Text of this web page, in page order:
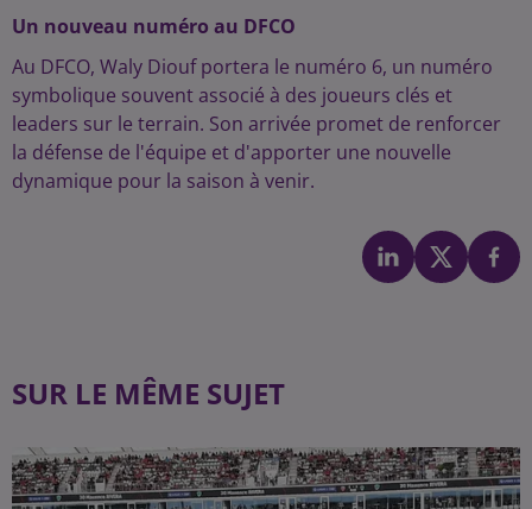
Un nouveau numéro au DFCO
Au DFCO, Waly Diouf portera le numéro 6, un numéro
symbolique souvent associé à des joueurs clés et
leaders sur le terrain. Son arrivée promet de renforcer
la défense de l'équipe et d'apporter une nouvelle
dynamique pour la saison à venir.
SUR LE MÊME SUJET